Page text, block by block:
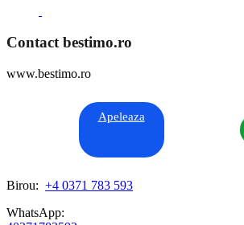
Contact bestimo.ro
www.bestimo.ro
Apeleaza
Birou: +4 0371 783 593
WhatsApp: